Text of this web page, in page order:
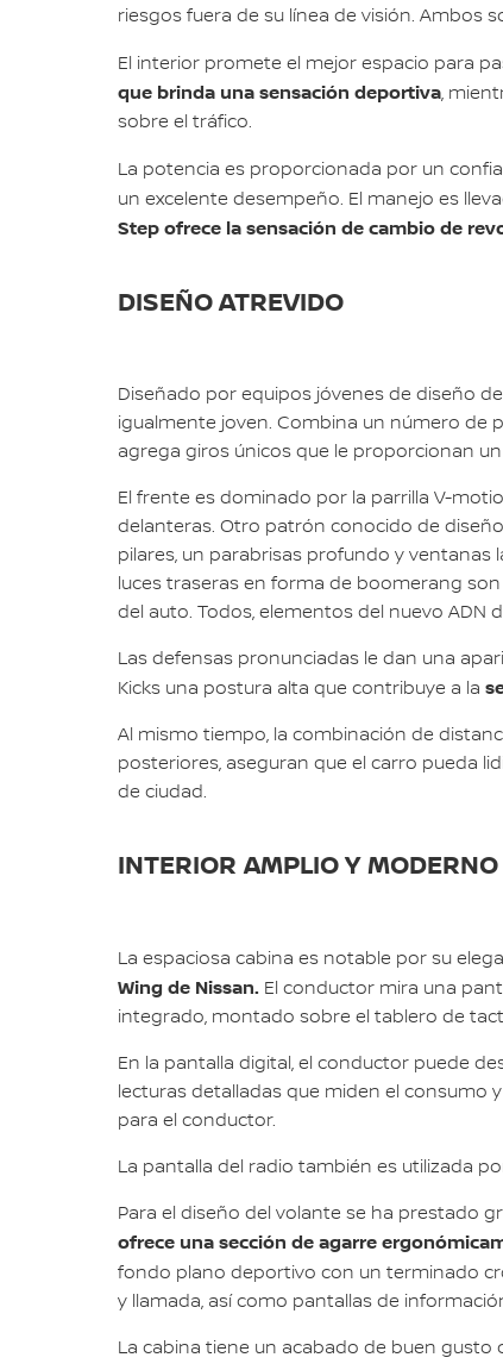
riesgos fuera de su línea de visión. Ambos
El interior promete el mejor espacio para
que brinda una sensación deportiva,
sobre el tráfico.
La potencia es proporcionada por un
un excelente desempeño. El manejo es
Step ofrece la sensación de cambio de
DISEÑO ATREVIDO
Diseñado por equipos jóvenes de diseño
igualmente joven. Combina un número de
agrega giros únicos que le proporcionan
El frente es dominado por la parrilla V-
delanteras. Otro patrón conocido de
pilares, un parabrisas profundo y ventanas
luces traseras en forma de boomerang
del auto. Todos, elementos del nuevo ADN
Las defensas pronunciadas le dan una
Kicks una postura alta que contribuye a la
Al mismo tiempo, la combinación de
posteriores, aseguran que el carro pueda
de ciudad.
INTERIOR AMPLIO Y MODERNO
La espaciosa cabina es notable por su
Wing de Nissan. El conductor mira una
integrado, montado sobre el tablero de
En la pantalla digital, el conductor puede
lecturas detalladas que miden el consumo
para el conductor.
La pantalla del radio también es utilizada
Para el diseño del volante se ha prestado
ofrece una sección de agarre
fondo plano deportivo con un terminado
y llamada, así como pantallas de
La cabina tiene un acabado de buen